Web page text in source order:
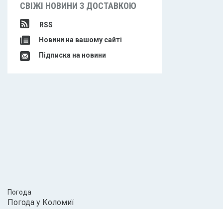
СВІЖІ НОВИНИ З ДОСТАВКОЮ
RSS
Новини на вашому сайті
Підписка на новини
Погода
Погода у Коломиї